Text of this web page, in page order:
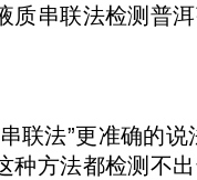
质串联法检测普
联法”更准确的
种方法都检测不